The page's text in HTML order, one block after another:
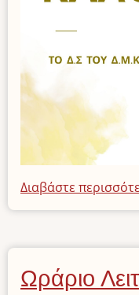
Διαβάστε
Ωράριο